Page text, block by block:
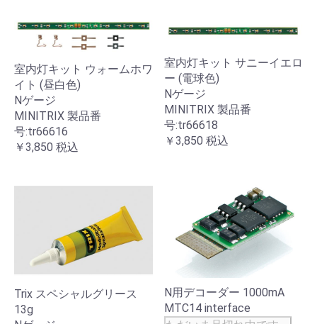
室内灯キット ウォームホワ
イト (昼白色)
Nゲージ
MINITRIX 製品番
号:tr66616
￥3,850 税込
室内灯キット サニーイエロ
ー (電球色)
Nゲージ
MINITRIX 製品番
号:tr66618
￥3,850 税込
Trix スペシャルグリース
13g
N用デコーダー 1000mA
MTC14 interface